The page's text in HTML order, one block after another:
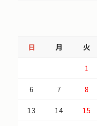
日 月 火
1
6 7 8
13 14 15